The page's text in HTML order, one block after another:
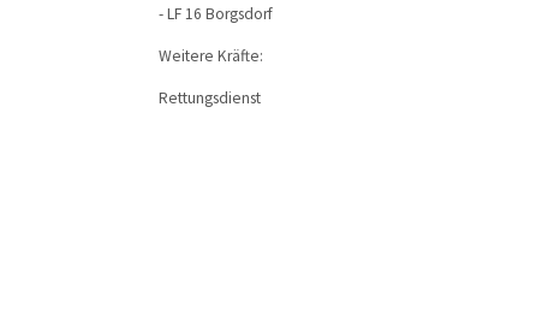
- LF 16 Borgsdorf
Weitere Kräfte:
Rettungsdienst